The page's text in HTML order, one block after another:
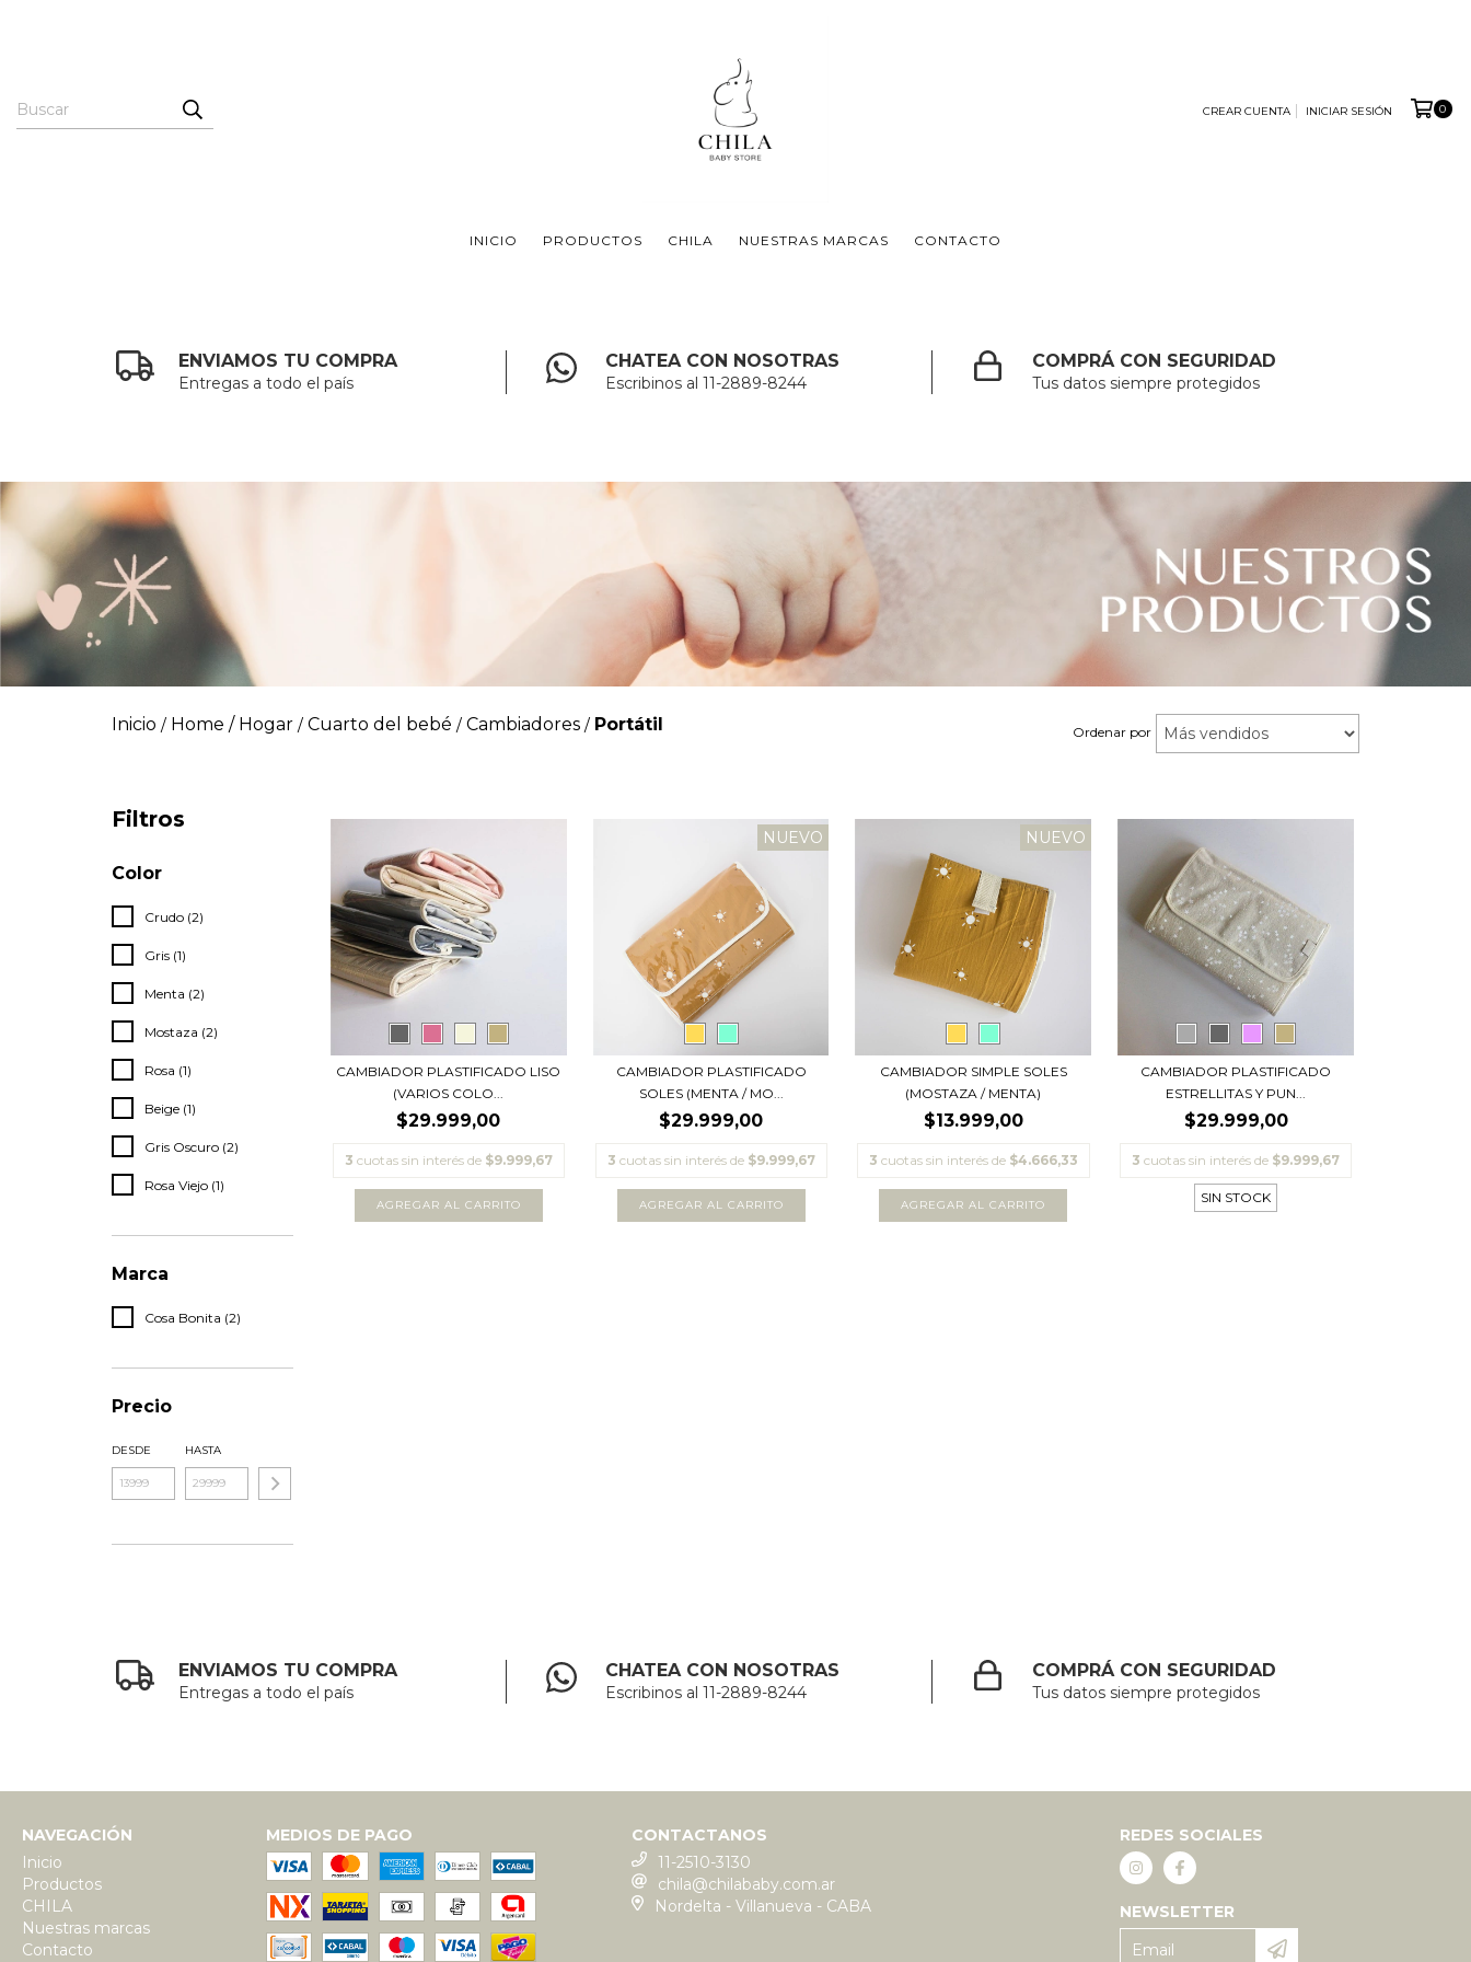
CREAR CUENTA INICIAR SESIÓN 0
INICIO PRODUCTOS CHILA NUESTRAS MARCAS CONTACTO
ENVIAMOS TU COMPRA
Entregas a todo el país
CHATEA CON NOSOTRAS
Escribinos al 11-2889-8244
COMPRÁ CON SEGURIDAD
Tus datos siempre protegidos
Inicio / Home / Hogar / Cuarto del bebé / Cambiadores / Portátil Ordenar por
Filtros
Color
Crudo (2)
Gris (1)
Menta (2)
Mostaza (2)
Rosa (1)
Beige (1)
Gris Oscuro (2)
Rosa Viejo (1)
Marca
Cosa Bonita (2)
Precio
DESDE HASTA
CAMBIADOR PLASTIFICADO LISO
(VARIOS COLO...
$29.999,00
3 cuotas sin interés de $9.999,67
AGREGAR AL CARRITO
NUEVO
CAMBIADOR PLASTIFICADO
SOLES (MENTA / MO...
$29.999,00
3 cuotas sin interés de $9.999,67
AGREGAR AL CARRITO
NUEVO
CAMBIADOR SIMPLE SOLES
(MOSTAZA / MENTA)
$13.999,00
3 cuotas sin interés de $4.666,33
AGREGAR AL CARRITO
CAMBIADOR PLASTIFICADO
ESTRELLITAS Y PUN...
$29.999,00
3 cuotas sin interés de $9.999,67
SIN STOCK
ENVIAMOS TU COMPRA
Entregas a todo el país
CHATEA CON NOSOTRAS
Escribinos al 11-2889-8244
COMPRÁ CON SEGURIDAD
Tus datos siempre protegidos
NAVEGACIÓN
Inicio
Productos
CHILA
Nuestras marcas
Contacto
MEDIOS DE PAGO
CONTACTANOS
11-2510-3130
chila@chilababy.com.ar
Nordelta - Villanueva - CABA
REDES SOCIALES
NEWSLETTER